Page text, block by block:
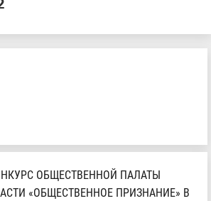
ОБЩЕСТВЕННОЙ ПАЛАТЫ
«ОБЩЕСТВЕННОЕ ПРИЗНАНИЕ» В